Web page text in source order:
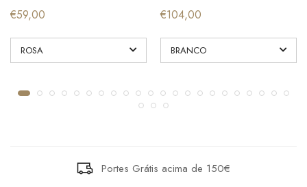
€59,00 €104,00
Portes Grátis acima de 150€